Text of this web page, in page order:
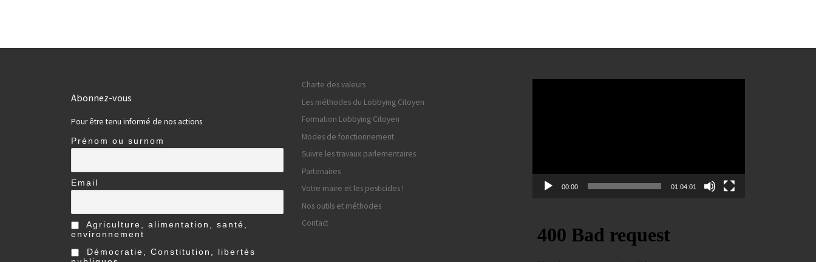
Abonnez-vous
Pour être tenu informé de nos actions
Prénom ou surnom
Email
Agriculture, alimentation, santé,
environnement
Démocratie, Constitution, libertés
Charte des valeurs
Les méthodes du Lobbying Citoyen
Formation Lobbying Citoyen
Modes de fonctionnement
Suivre les travaux parlementaires
Partenaires
Votre maire et les pesticides !
Nos outils et méthodes
Contact
00:00 01:04:01